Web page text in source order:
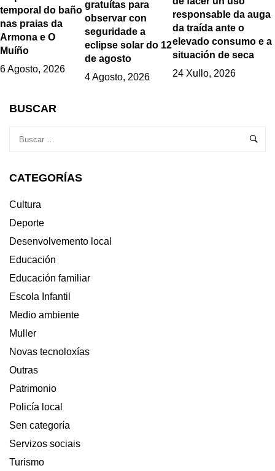
temporal do baño
nas praias da
Armona e O
Muíño
6 Agosto, 2026
gratuítas para
observar con
seguridade a
eclipse solar do 12
de agosto
4 Agosto, 2026
responsable da auga
da traída ante o
elevado consumo e a
situación de seca
24 Xullo, 2026
BUSCAR
CATEGORÍAS
Cultura
Deporte
Desenvolvemento local
Educación
Educación familiar
Escola Infantil
Medio ambiente
Muller
Novas tecnoloxías
Outras
Patrimonio
Policía local
Sen categoría
Servizos sociais
Turismo